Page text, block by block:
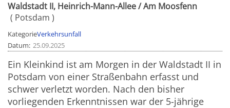
Waldstadt II, Heinrich-Mann-Allee / Am Moosfenn
Potsdam
KategorieVerkehrsunfall
Datum 25.09.2025
Ein Kleinkind ist am Morgen in der Waldstadt II in
Potsdam von einer Straßenbahn erfasst und
schwer verletzt worden. Nach den bisher
vorliegenden Erkenntnissen war der 5-jährige